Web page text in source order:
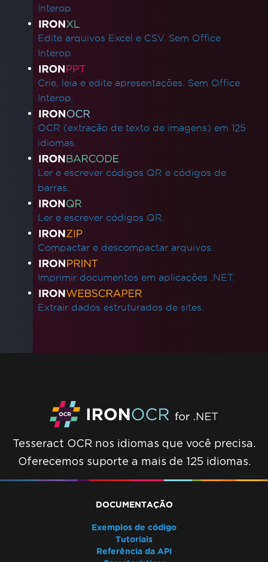
Interop.
Edite arquivos Excel e CSV. Sem Office
Interop.
Crie, leia e edite apresentações. Sem Office
Interop.
OCR (extração de texto de imagens) em 125
idiomas.
Ler e escrever códigos QR e códigos de
barras.
Ler e escrever códigos QR.
Compactar e descompactar arquivos.
Imprimir documentos em aplicações .NET.
Extrair dados estruturados de sites.
Tesseract OCR nos idiomas que você precisa.
Oferecemos suporte a mais de 125 idiomas.
DOCUMENTAÇÃO
Exemplos de código
Tutoriais
Referência da API